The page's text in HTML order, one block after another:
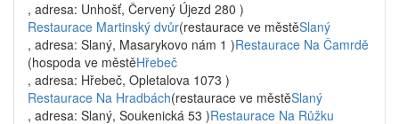
, adresa: Unhošť, Červený Újezd 280 )
Restaurace Martinský dvůr(restaurace ve městěSlaný
, adresa: Slaný, Masarykovo nám 1 )Restaurace Na Čamrdě
(hospoda ve městěHřebeč
, adresa: Hřebeč, Opletalova 1073 )
Restaurace Na Hradbách(restaurace ve městěSlaný
, adresa: Slaný, Soukenická 53 )Restaurace Na Růžku